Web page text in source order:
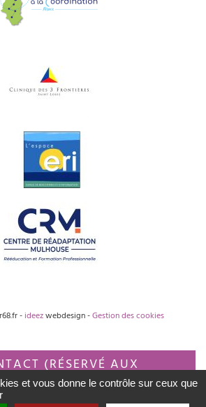
- ideezwebdesign -Gestion des cookies
(RÉSERVÉ AUX
et vous donne le contrôle sur ceux que